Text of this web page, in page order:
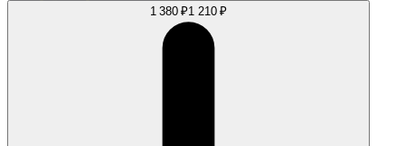
1 380 ₽1 210 ₽